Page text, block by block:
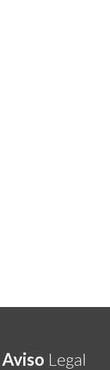
Aviso Legal